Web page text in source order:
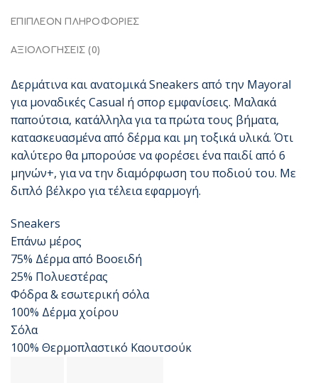
ΕΠΙΠΛΈΟΝ ΠΛΗΡΟΦΟΡΊΕΣ
ΑΞΙΟΛΟΓΉΣΕΙΣ (0)
Δερμάτινα και ανατομικά Sneakers από την Mayoral
για μοναδικές Casual ή σπορ εμφανίσεις. Μαλακά
παπούτσια, κατάλληλα για τα πρώτα τους βήματα,
κατασκευασμένα από δέρμα και μη τοξικά υλικά. Ότι
καλύτερο θα μπορούσε να φορέσει ένα παιδί από 6
μηνών+, για να την διαμόρφωση του ποδιού του. Με
διπλό βέλκρο για τέλεια εφαρμογή.
Sneakers
Επάνω μέρος
75% Δέρμα από Βοοειδή
25% Πολυεστέρας
Φόδρα & εσωτερική σόλα
100% Δέρμα χοίρου
Σόλα
100% Θερμοπλαστικό Καουτσούκ